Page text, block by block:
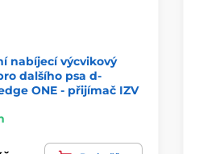
nabíjecí výcvikový
dalšího psa d-
ONE - přijímač IZV